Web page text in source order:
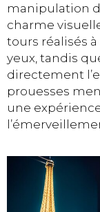
manipulation
charme
tours réalisés
yeux, tandis
directement
prouesses
une